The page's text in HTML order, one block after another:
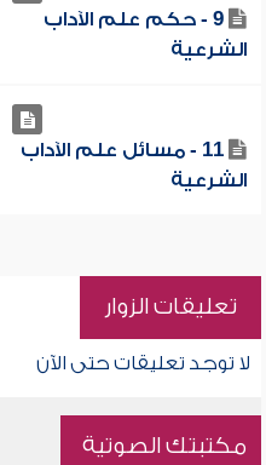
9 - حكم علم الآداب
الشرعية
11 - مسائل علم الآداب
الشرعية
تعليقات الزوار
لا توجد تعليقات حتى الآن
مكتبتك الصوتية